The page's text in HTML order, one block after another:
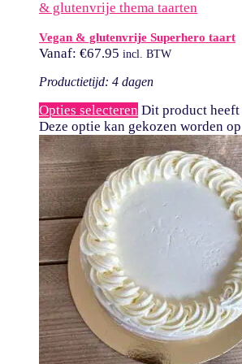
& glutenvrije thema taarten
Vegan & glutenvrije Superhero taart
Vanaf: €67.95 incl. BTW
Productietijd: 4 dagen
Opties selecteren Dit product heeft
Deze optie kan gekozen worden